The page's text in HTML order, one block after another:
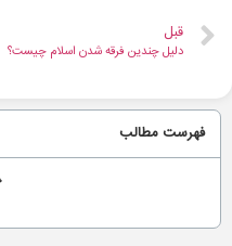
قبل
دلیل چندین فرقه شدن اسلام چیست؟
فهرست مطالب